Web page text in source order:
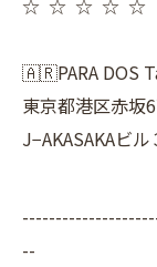
🇦🇷PARA DOS
東京都港区赤坂
J−AKASAKAビル
--